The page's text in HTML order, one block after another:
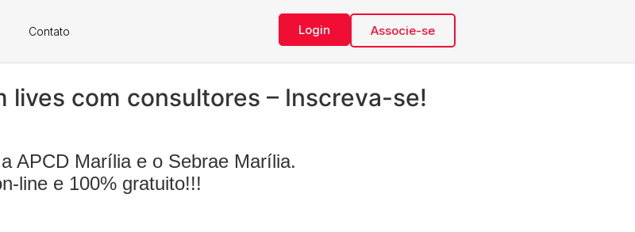
Contato Login Associe-se
lives com consultores – Inscreva-se!
APCD Marília e o Sebrae Marília.
line e 100% gratuito!!!